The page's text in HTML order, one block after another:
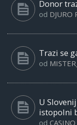
Donor
od DJURO
Trazi se
od
U
istopolni
od CASINO